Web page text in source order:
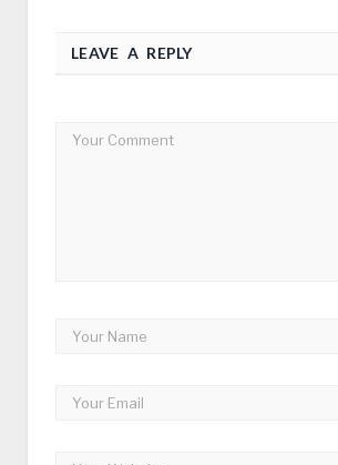
LEAVE A REPLY